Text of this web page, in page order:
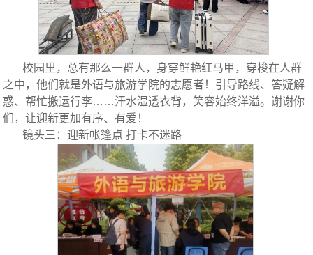
校园里，总有那么一群人，身穿鲜艳红马甲，穿梭在人群
之中，他们就是外语与旅游学院的志愿者！引导路线、答疑解
惑、帮忙搬运行李……汗水湿透衣背，笑容始终洋溢。谢谢你
们，让迎新更加有序、有爱！
镜头三：迎新帐篷点 打卡不迷路